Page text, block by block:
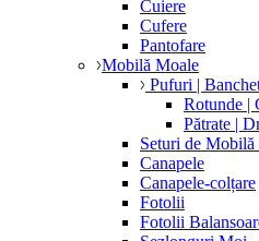
Cuiere
Cufere
Pantofare
Mobilă Moale
Pufuri |
Rotunde |
Pătrate |
Seturi de
Canapele
Canapele-colțare
Fotolii
Fotolii